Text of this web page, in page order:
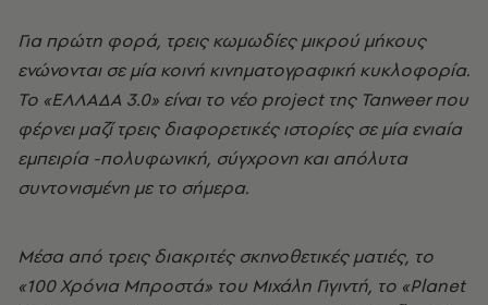
Για πρώτη φορά, τρεις κωμωδίες μικρού μήκους
ενώνονται σε μία κοινή κινηματογραφική κυκλοφορία.
Το «ΕΛΛΑΔΑ 3.0» είναι το νέο project της Tanweer που
φέρνει μαζί τρεις διαφορετικές ιστορίες σε μία ενιαία
εμπειρία -πολυφωνική, σύγχρονη και απόλυτα
συντονισμένη με το σήμερα.
Μέσα από τρεις διακριτές σκηνοθετικές ματιές, το
«100 Χρόνια Μπροστά» του Μιχάλη Γιγιντή, το «Planet